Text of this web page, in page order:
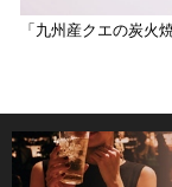
「九州産クエの炭火